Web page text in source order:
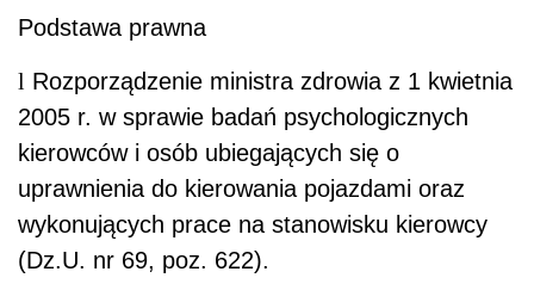
Podstawa prawna
l Rozporządzenie ministra zdrowia z 1 kwietnia
2005 r. w sprawie badań psychologicznych
kierowców i osób ubiegających się o
uprawnienia do kierowania pojazdami oraz
wykonujących prace na stanowisku kierowcy
(Dz.U. nr 69, poz. 622).